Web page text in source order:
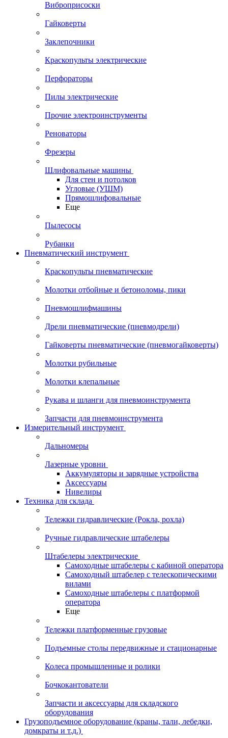
Виброприсоски
Гайковерты
Заклепочники
Краскопульты электрические
Перфораторы
Пилы электрические
Прочие электроинструменты
Реноваторы
Фрезеры
Шлифовальные машины
Для стен и потолков
Угловые (УШМ)
Прямошлифовальные
Еще
Пылесосы
Рубанки
Пневматический инструмент
Краскопульты пневматические
Молотки отбойные и бетоноломы, пики
Пневмошлифмашины
Дрели пневматические (пневмодрели)
Гайковерты пневматические (пневмогайковерты)
Молотки рубильные
Молотки клепальные
Рукава и шланги для пневмоинструмента
Запчасти для пневмоинструмента
Измерительный инструмент
Дальномеры
Лазерные уровни
Аккумуляторы и зарядные устройства
Аксессуары
Нивелиры
Техника для склада
Тележки гидравлические (Рокла, рохла)
Ручные гидравлические штабелеры
Штабелеры электрические
Самоходные штабелеры с кабиной оператора
Самоходный штабелер с телескопическими
вилами
Самоходные штабелеры с платформой
оператора
Еще
Тележки платформенные грузовые
Подъемные столы передвижные и стационарные
Колеса промышленные и ролики
Бочкокантователи
Запчасти и аксессуары для складского
оборудования
Грузоподъемное оборудование (краны, тали, лебедки,
домкраты и т.д.)